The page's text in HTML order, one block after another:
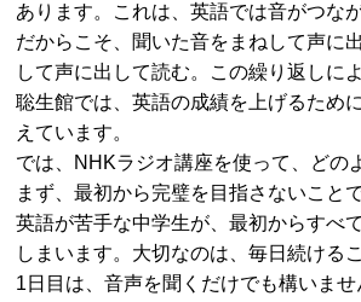
あります。これは、英語では音がつな
だからこそ、聞いた音をまねして声に
して声に出して読む。この繰り返しに
聡生館では、英語の成績を上げるため
えています。
では、NHKラジオ講座を使って、どの
まず、最初から完璧を目指さないことで
英語が苦手な中学生が、最初からすべ
しまいます。大切なのは、毎日続ける
1日目は、音声を聞くだけでも構いませ